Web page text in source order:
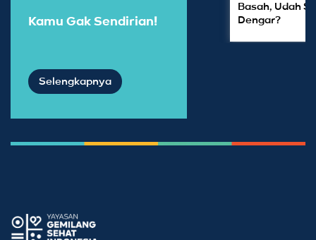
Kamu Gak Sendirian!
Selengkapnya
Basah, Udah
Dengar?